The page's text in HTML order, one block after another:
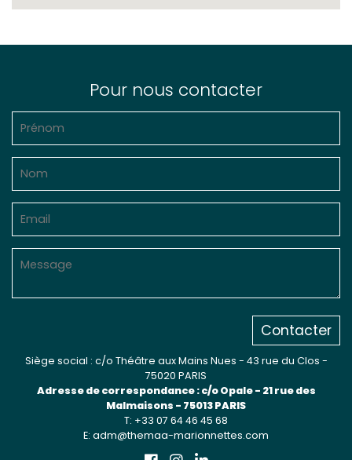
Pour nous contacter
Contacter
Siège social : c/o Théâtre aux Mains Nues - 43 rue du Clos -
75020 PARIS
Adresse de correspondance : c/o Opale - 21 rue des
Malmaisons - 75013 PARIS
T: +33 07 64 46 45 68
E: adm@themaa-marionnettes.com